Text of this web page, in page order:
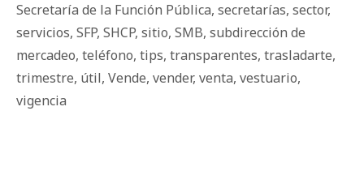
Secretaría de la Función Pública, secretarías, sector,
servicios, SFP, SHCP, sitio, SMB, subdirección de
mercadeo, teléfono, tips, transparentes, trasladarte,
trimestre, útil, Vende, vender, venta, vestuario,
vigencia